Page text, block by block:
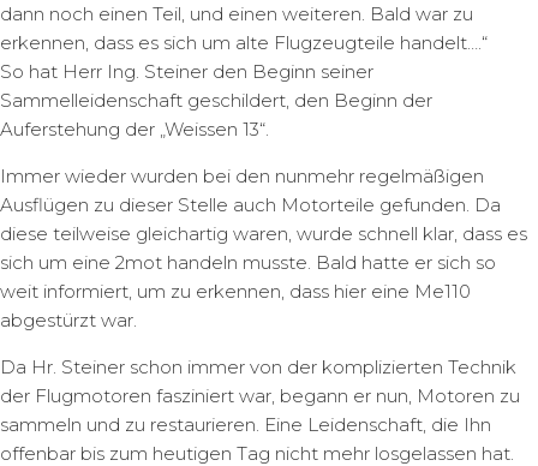
dann noch einen Teil, und einen weiteren. Bald war zu
erkennen, dass es sich um alte Flugzeugteile handelt….“
So hat Herr Ing. Steiner den Beginn seiner
Sammelleidenschaft geschildert, den Beginn der
Auferstehung der „Weissen 13“.
Immer wieder wurden bei den nunmehr regelmäßigen
Ausflügen zu dieser Stelle auch Motorteile gefunden. Da
diese teilweise gleichartig waren, wurde schnell klar, dass es
sich um eine 2mot handeln musste. Bald hatte er sich so
weit informiert, um zu erkennen, dass hier eine Me110
abgestürzt war.
Da Hr. Steiner schon immer von der komplizierten Technik
der Flugmotoren fasziniert war, begann er nun, Motoren zu
sammeln und zu restaurieren. Eine Leidenschaft, die Ihn
offenbar bis zum heutigen Tag nicht mehr losgelassen hat.